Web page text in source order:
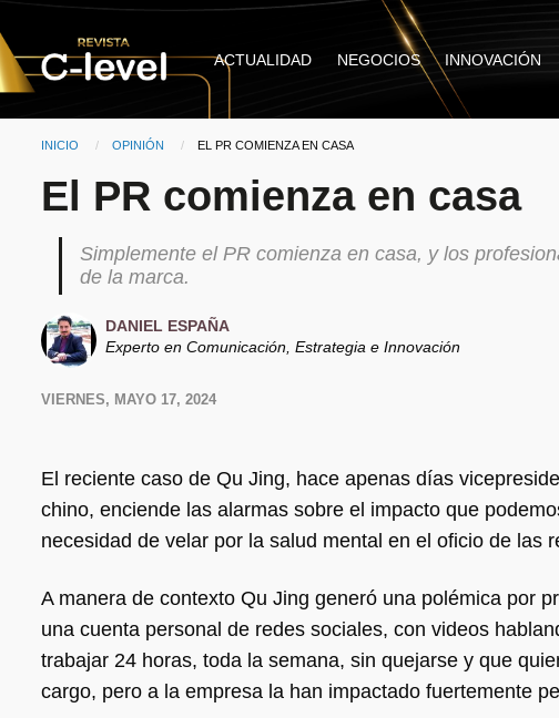
Pasar al contenido principal
Main
ACTUALIDAD NEGOCIOS INNOVACIÓN
Ruta de navegación
INICIO OPINIÓN CURRENT:
EL PR COMIENZA EN CASA
El PR comienza en casa
Simplemente el PR comienza en casa, y los
de la marca.
DANIEL ESPAÑA
Experto en Comunicación, Estrategia e Innovación
VIERNES, MAYO 17, 2024
El reciente caso de Qu Jing, hace apenas días
chino, enciende las alarmas sobre el impacto que
necesidad de velar por la salud mental en el oficio de las
A manera de contexto Qu Jing generó una polémica por
una cuenta personal de redes sociales, con videos
trabajar 24 horas, toda la semana, sin quejarse y que
cargo, pero a la empresa la han impactado fuertemente